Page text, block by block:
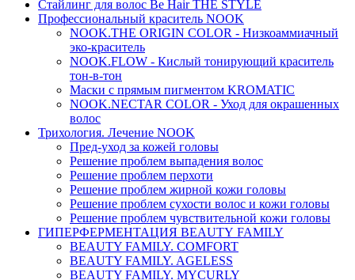
Стайлинг для волос Be Hair THE STYLE
Профессиональный краситель NOOK
NOOK.THE ORIGIN COLOR - Низкоаммиачный
эко-краситель
NOOK.FLOW - Кислый тонирующий краситель
тон-в-тон
Маски с прямым пигментом KROMATIC
NOOK.NECTAR COLOR - Уход для окрашенных
волос
Трихология. Лечение NOOK
Пред-уход за кожей головы
Решение проблем выпадения волос
Решение проблем перхоти
Решение проблем жирной кожи головы
Решение проблем сухости волос и кожи головы
Решение проблем чувствительной кожи головы
ГИПЕРФЕРМЕНТАЦИЯ BEAUTY FAMILY
BEAUTY FAMILY. COMFORT
BEAUTY FAMILY. AGELESS
BEAUTY FAMILY. MYCURLY